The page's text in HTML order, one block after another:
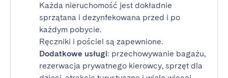
Każda nieruchomość jest dokładnie
sprzątana i dezynfekowana przed i po
każdym pobycie.
Ręczniki i pościel są zapewnione.
Dodatkowe usługi: przechowywanie bagażu,
rezerwacja prywatnego kierowcy, sprzęt dla